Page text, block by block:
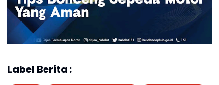
Label Berita :